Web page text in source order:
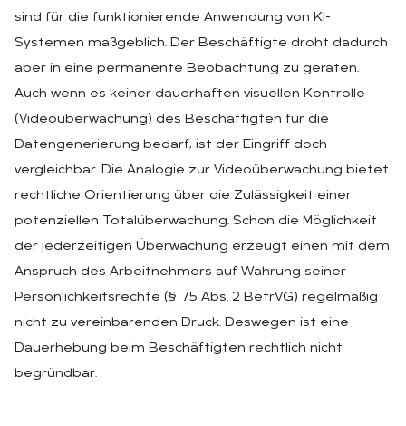
sind für die funktionierende Anwendung von KI-
Systemen maßgeblich. Der Beschäftigte droht dadurch
aber in eine permanente Beobachtung zu geraten.
Auch wenn es keiner dauerhaften visuellen Kontrolle
(Videoüberwachung) des Beschäftigten für die
Datengenerierung bedarf, ist der Eingriff doch
vergleichbar. Die Analogie zur Videoüberwachung bietet
rechtliche Orientierung über die Zulässigkeit einer
potenziellen Totalüberwachung. Schon die Möglichkeit
der jederzeitigen Überwachung erzeugt einen mit dem
Anspruch des Arbeitnehmers auf Wahrung seiner
Persönlichkeitsrechte (§ 75 Abs. 2 BetrVG) regelmäßig
nicht zu vereinbarenden Druck. Deswegen ist eine
Dauerhebung beim Beschäftigten rechtlich nicht
begründbar.